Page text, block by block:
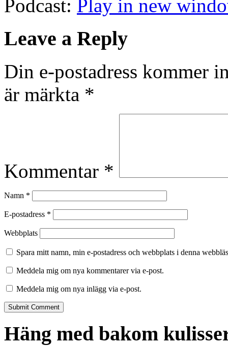
Podcast: Play in new
Leave a Reply
Din e-postadress kommer
är märkta *
Kommentar *
Namn *
E-postadress *
Webbplats
Spara mitt namn, min e-postadress och webbplats i denna
Meddela mig om nya kommentarer via e-post.
Meddela mig om nya inlägg via e-post.
Häng med bakom